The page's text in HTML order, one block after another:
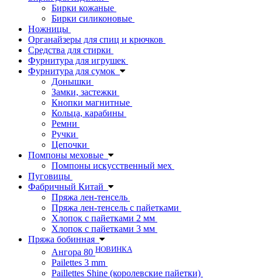
Бирки кожаные
Бирки силиконовые
Ножницы
Органайзеры для спиц и крючков
Средства для стирки
Фурнитура для игрушек
Фурнитура для сумок
Донышки
Замки, застежки
Кнопки магнитные
Кольца, карабины
Ремни
Ручки
Цепочки
Помпоны меховые
Помпоны искусственный мех
Пуговицы
Фабричный Китай
Пряжа лен-тенсель
Пряжа лен-тенсель с пайетками
Хлопок с пайетками 2 мм
Хлопок с пайетками 3 мм
Пряжа бобинная
Ангора 80 НОВИНКА
Pailettes 3 mm
Paillettes Shine (королевские пайетки)